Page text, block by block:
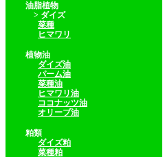
油脂植物
> ダイズ
菜種
ヒマワリ
植物油
ダイズ油
パーム油
菜種油
ヒマワリ油
ココナッツ油
オリーブ油
粕類
ダイズ粕
菜種粕